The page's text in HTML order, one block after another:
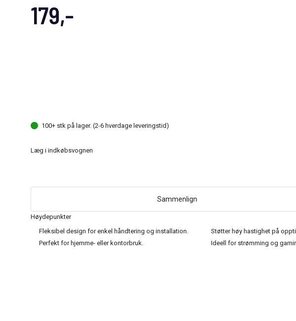
Høydepunkter
Fleksibel design for enkel håndtering og installation.
Støtter høy hastighet på
Perfekt for hjemme- eller kontorbruk.
Ideell for strømming og
179,-
100+ stk på lager. (2-6 hverdage leveringstid)
Læg i indkøbsvognen
Sammenlign